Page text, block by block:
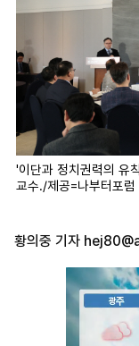
'이단과 정치권력의 유
교수./제공=나부터포럼
황의중 기자